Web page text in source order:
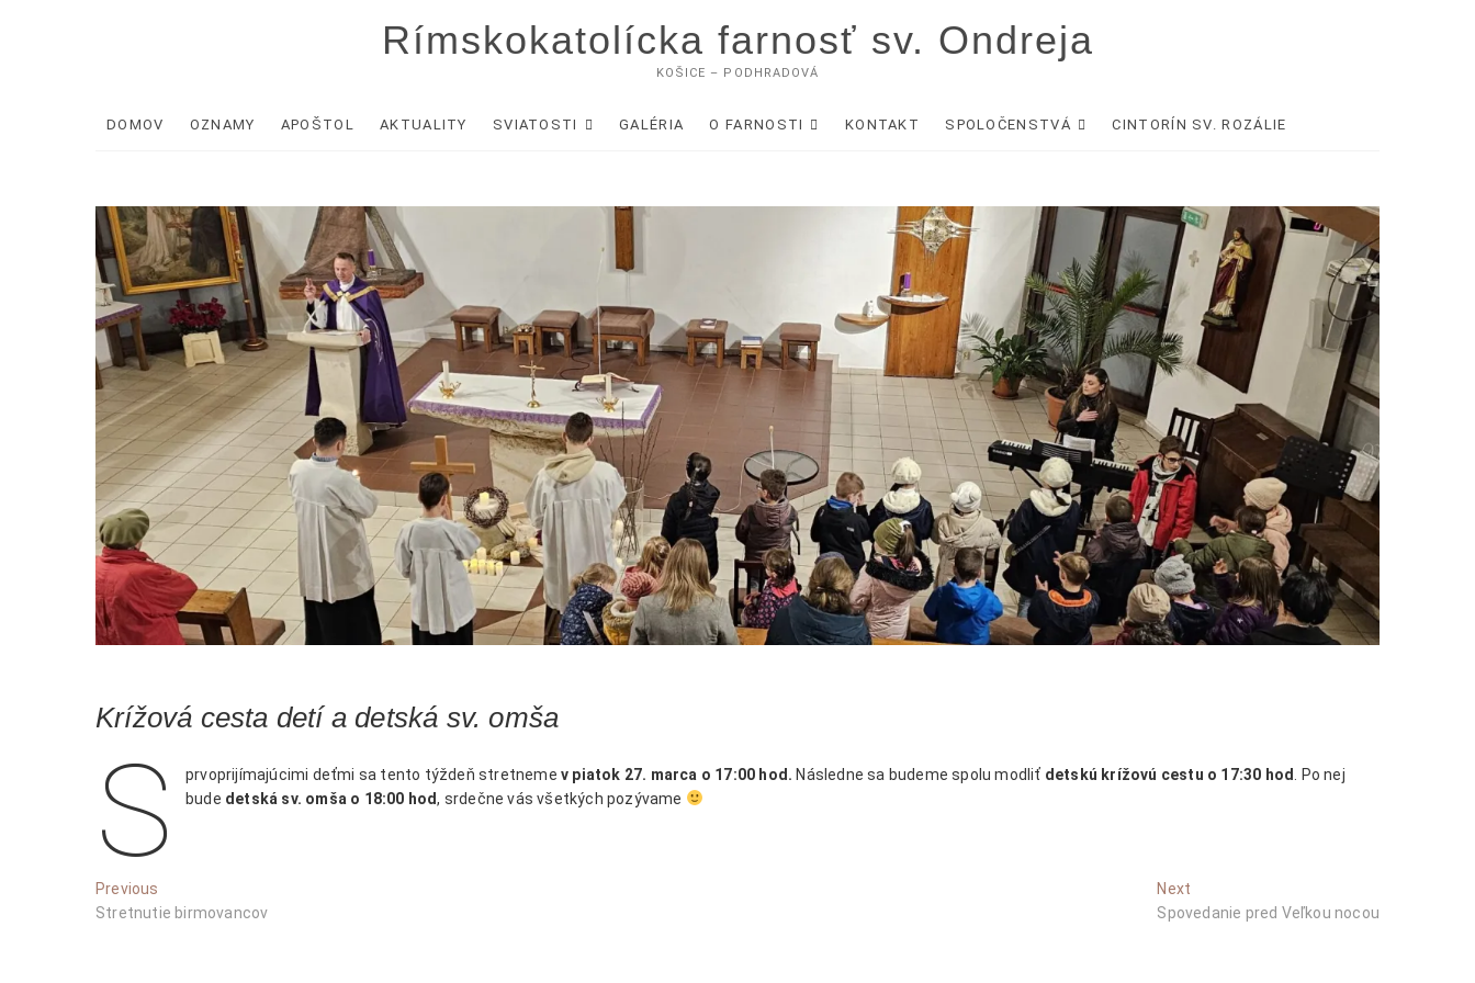
Rímskokatolícka farnosť sv. Ondreja
KOŠICE – PODHRADOVÁ
DOMOV OZNAMY APOŠTOL AKTUALITY SVIATOSTI GALÉRIA O FARNOSTI KONTAKT SPOLOČENSTVÁ CINTORÍN SV. ROZÁLIE
Krížová cesta detí a detská sv. omša
S prvoprijímajúcimi deťmi sa tento týždeň stretneme v piatok 27. marca o 17:00 hod. Následne sa budeme spolu modliť detskú krížovú cestu o 17:30 hod
. Po nej
bude detská sv. omša o 18:00 hod, srdečne vás všetkých pozývame
Navigácia
v
Previous
post:
Stretnutie birmovancov
Next
post:
Spovedanie pred Veľkou nocou